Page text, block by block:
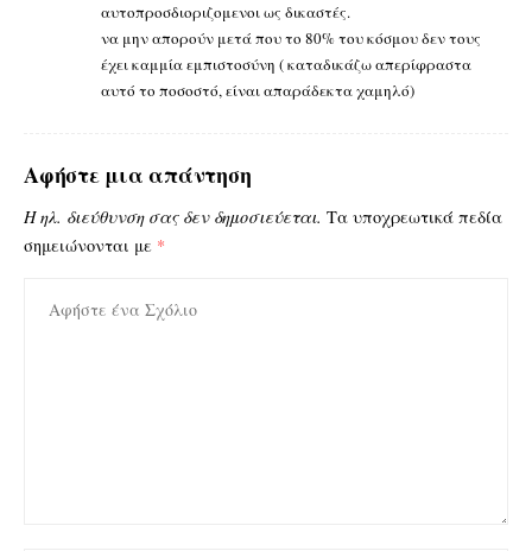
αυτοπροσδιοριζομενοι ως δικαστές.
να μην απορούν μετά που το 80% του κόσμου δεν τους
έχει καμμία εμπιστοσύνη ( καταδικάζω απερίφραστα
αυτό το ποσοστό, είναι απαράδεκτα χαμηλό)
Αφήστε μια απάντηση
Η ηλ. διεύθυνση σας δεν δημοσιεύεται. Τα υποχρεωτικά πεδία
σημειώνονται με *